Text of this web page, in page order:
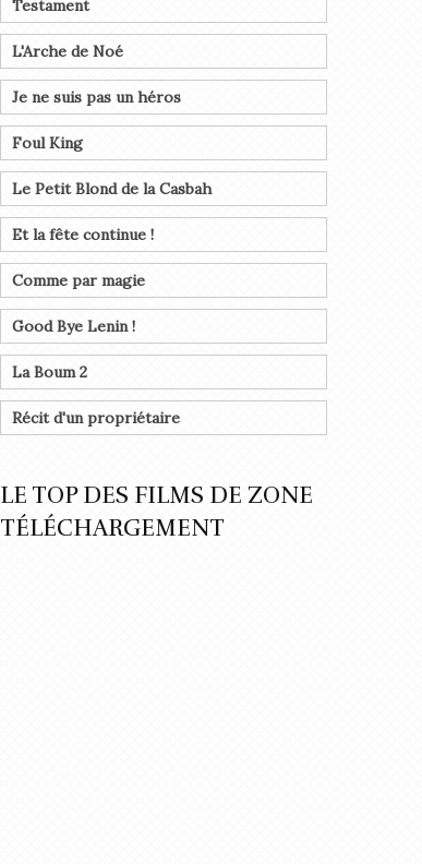
Testament
L'Arche de Noé
Je ne suis pas un héros
Foul King
Le Petit Blond de la Casbah
Et la fête continue !
Comme par magie
Good Bye Lenin !
La Boum 2
Récit d'un propriétaire
LE TOP DES FILMS DE ZONE
TÉLÉCHARGEMENT